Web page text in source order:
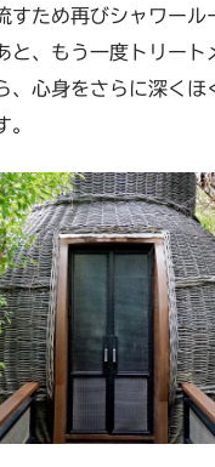
すため再びシャワール
と、もう一度トリート
、心身をさらに深くほ
。